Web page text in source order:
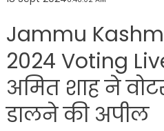
Jammu
2024 Voting
अमित शाह ने
डालने की अपील